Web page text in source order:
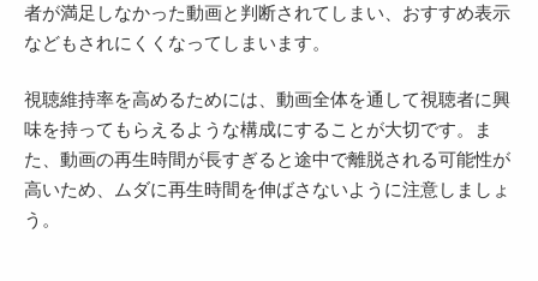
者が満足しなかった動画と判断されてしまい、おすすめ表示
などもされにくくなってしまいます。
視聴維持率を高めるためには、動画全体を通して視聴者に興
味を持ってもらえるような構成にすることが大切です。ま
た、動画の再生時間が長すぎると途中で離脱される可能性が
高いため、ムダに再生時間を伸ばさないように注意しましょ
う。